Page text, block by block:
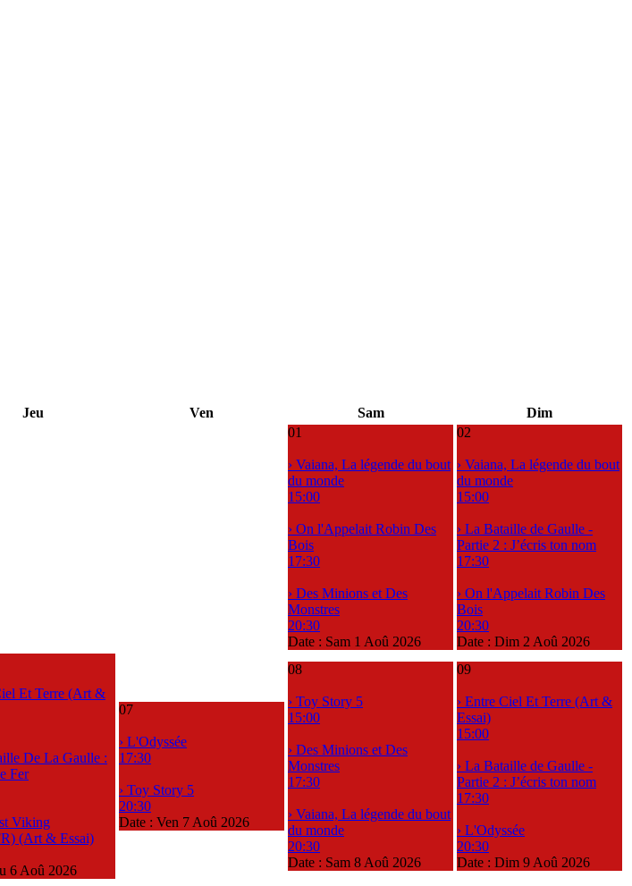
Jeu Ven Sam
Dim
01
› Vaiana, La légende du bout
du monde
15:00
› On l'Appelait Robin Des
Bois
17:30
› Des Minions et Des
Monstres
20:30
Date : Sam 1 Aoû 2026
02
› Vaiana, La légende du bout
du monde
15:00
› La Bataille de Gaulle -
Partie 2 : J’écris ton nom
17:30
› On l'Appelait Robin Des
Bois
20:30
Date : Dim 2 Aoû 2026
Et Terre (Art &
De La Gaulle :
Fer
Viking
(Art & Essai)
6 Aoû 2026
07
› L'Odyssée
17:30
› Toy Story 5
20:30
Date : Ven 7 Aoû 2026
08
› Toy Story 5
15:00
› Des Minions et Des
Monstres
17:30
› Vaiana, La légende du bout
du monde
20:30
Date : Sam 8 Aoû 2026
09
› Entre Ciel Et Terre (Art &
Essai)
15:00
› La Bataille de Gaulle -
Partie 2 : J’écris ton nom
17:30
› L'Odyssée
20:30
Date : Dim 9 Aoû 2026